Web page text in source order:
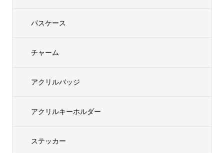
パスケース
チャーム
アクリルバッジ
アクリルキーホルダー
ステッカー